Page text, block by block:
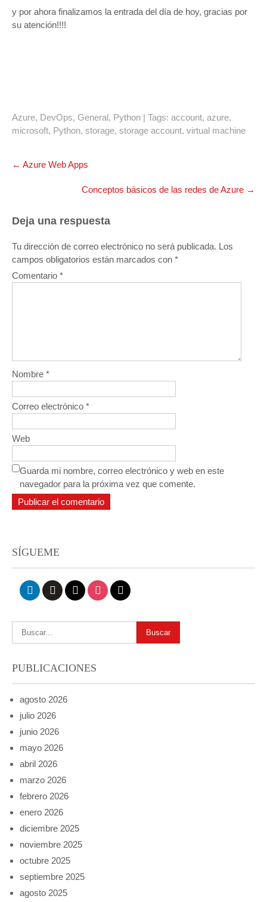
y por ahora finalizamos la entrada del día de hoy, gracias por
su atención!!!!
Azure, DevOps, General, Python | Tags: account, azure,
microsoft, Python, storage, storage account, virtual machine
Navegación
de
← Azure Web Apps
Conceptos básicos de las redes de Azure →
Deja una respuesta
Tu dirección de correo electrónico no será publicada. Los
campos obligatorios están marcados con *
Comentario *
Nombre *
Correo electrónico *
Web
Guarda mi nombre, correo electrónico y web en este
navegador para la próxima vez que comente.
SÍGUEME
linkedingithub x instagram
mail
PUBLICACIONES
agosto 2026
julio 2026
junio 2026
mayo 2026
abril 2026
marzo 2026
febrero 2026
enero 2026
diciembre 2025
noviembre 2025
octubre 2025
septiembre 2025
agosto 2025